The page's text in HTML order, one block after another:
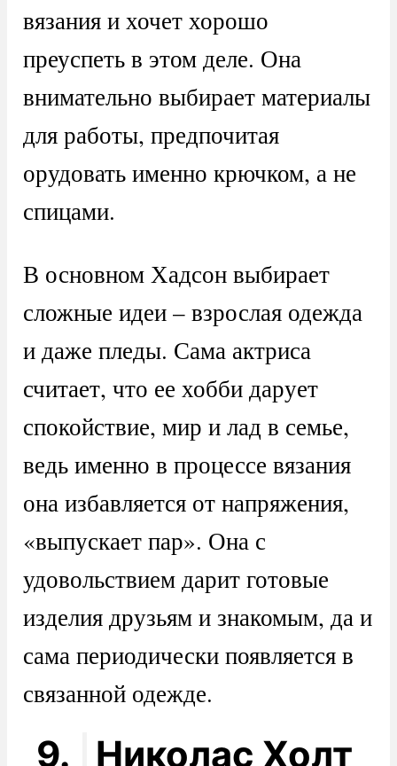
вязания и хочет хорошо
преуспеть в этом деле. Она
внимательно выбирает материалы
для работы, предпочитая
орудовать именно крючком, а не
спицами.
В основном Хадсон выбирает
сложные идеи – взрослая одежда
и даже пледы. Сама актриса
считает, что ее хобби дарует
спокойствие, мир и лад в семье,
ведь именно в процессе вязания
она избавляется от напряжения,
«выпускает пар». Она с
удовольствием дарит готовые
изделия друзьям и знакомым, да и
сама периодически появляется в
связанной одежде.
9. Николас Холт